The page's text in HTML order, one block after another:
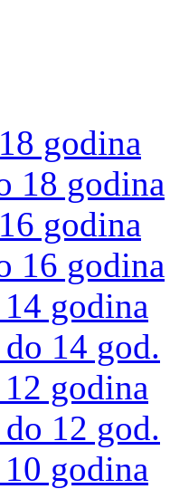
godina
18 godina
godina
16 godina
godina
14 god.
godina
12 god.
godina